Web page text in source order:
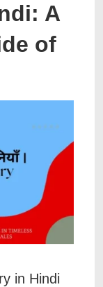
A
of
in Hindi